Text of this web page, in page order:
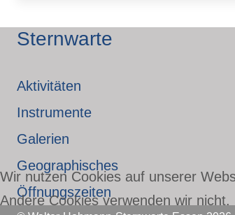
Sternwarte
Aktivitäten
Instrumente
Galerien
Geographisches
Öffnungszeiten
Wir nutzen Cookies auf unserer
Andere Cookies verwenden wir nicht.